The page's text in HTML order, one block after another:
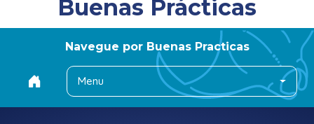
Buenas Prácticas
Navegue por Buenas Practicas
Menu